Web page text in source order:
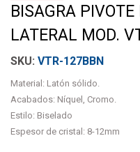
BISAGRA
LATERAL MOD.
VTR-127BBN
Material: Latón sólido.
Acabados: Níquel, Cromo.
Estilo: Biselado
Espesor de cristal: 8-12mm